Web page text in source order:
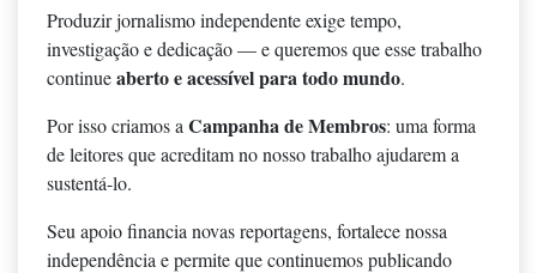
Produzir jornalismo independente exige tempo,
investigação e dedicação — e queremos que esse trabalho
continueaberto e acessível para todo mundo.
Por isso criamos a Campanha de Membros: uma forma
de leitores que acreditam no nosso trabalho ajudarem a
sustentá-lo.
Seu apoio financia novas reportagens, fortalece nossa
independência e permite que continuemos publicando